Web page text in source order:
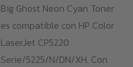
Big Ghost Neon Cyan Toner
es compatible con HP Color
LaserJet CP5220
Serie/5225/N/DN/XH. Con